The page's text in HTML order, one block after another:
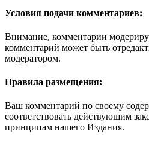
Условия подачи комментариев:
Внимание, комментарии
комментарий может быть
модератором.
Правила размещения:
Ваш комментарий по своему
соответствовать действующим
принципам нашего Издания.